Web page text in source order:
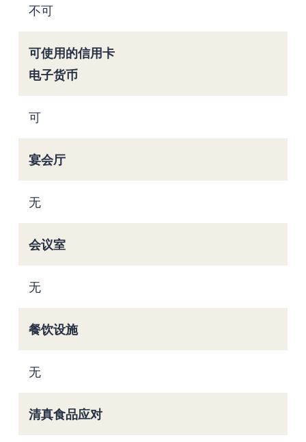
不可
可使用的信用卡
电子货币
可
宴会厅
无
会议室
无
餐饮设施
无
清真食品应对